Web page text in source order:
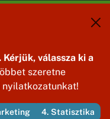
— Minden jog
válassza ki a
szeretne
4. Statisztika